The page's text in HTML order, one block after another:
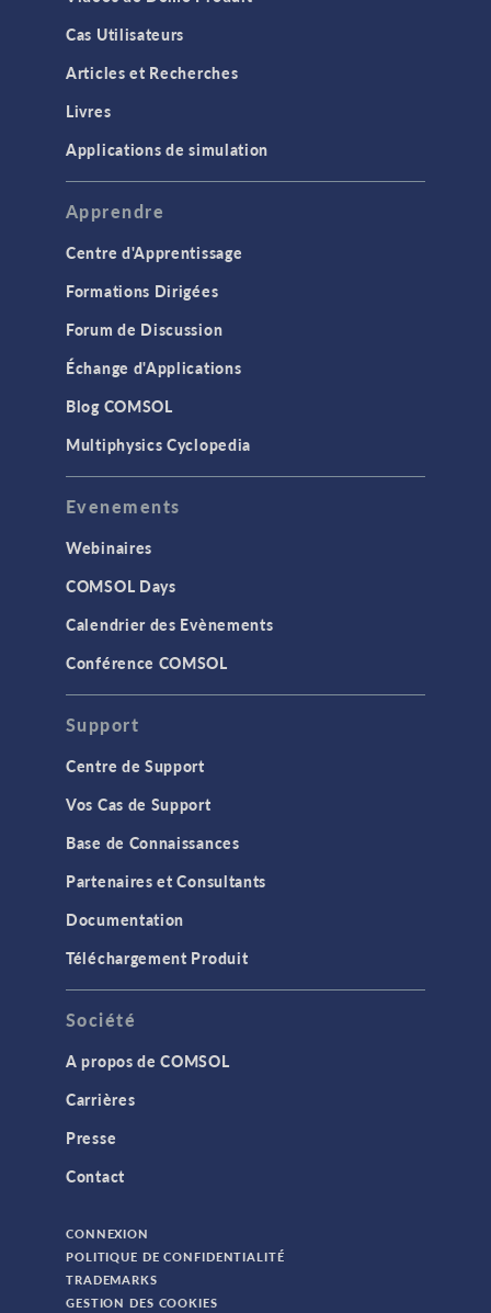
Cas Utilisateurs
Articles et Recherches
Livres
Applications de simulation
Apprendre
Centre d'Apprentissage
Formations Dirigées
Forum de Discussion
Échange d'Applications
Blog COMSOL
Multiphysics Cyclopedia
Evenements
Webinaires
COMSOL Days
Calendrier des Evènements
Conférence COMSOL
Support
Centre de Support
Vos Cas de Support
Base de Connaissances
Partenaires et Consultants
Documentation
Téléchargement Produit
Société
A propos de COMSOL
Carrières
Presse
Contact
CONNEXION
POLITIQUE DE CONFIDENTIALITÉ
TRADEMARKS
GESTION DES COOKIES